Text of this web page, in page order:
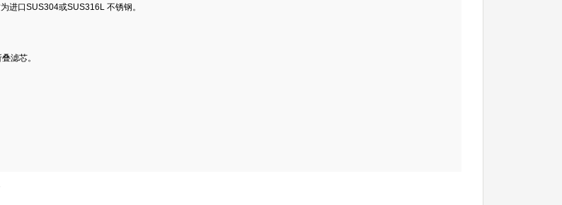
进口SUS304或SUS316L 不锈钢。
滤芯。